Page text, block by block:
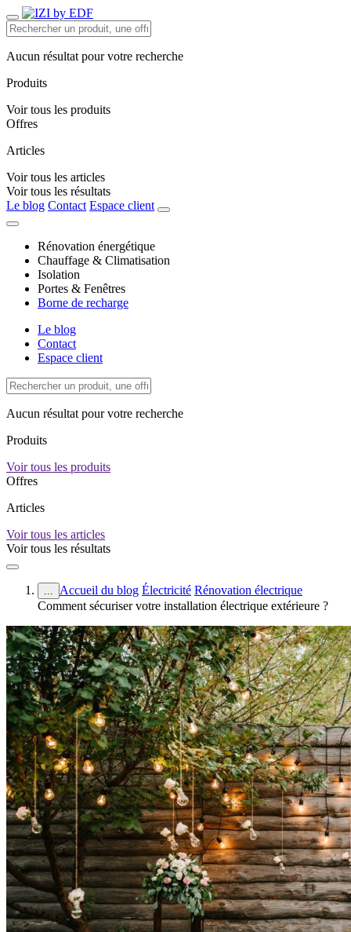
Aucun résultat pour votre recherche
Produits
Voir tous les produits
Offres
Articles
Voir tous les articles
Voir tous les résultats
Le blog Contact Espace client
Rénovation énergétique
Chauffage & Climatisation
Isolation
Portes & Fenêtres
Borne de recharge
Le blog
Contact
Espace client
Aucun résultat pour votre recherche
Produits
Voir tous les produits
Offres
Articles
Voir tous les articles
Voir tous les résultats
... Accueil du blog Électricité Rénovation électrique
Comment sécuriser votre installation électrique extérieure ?